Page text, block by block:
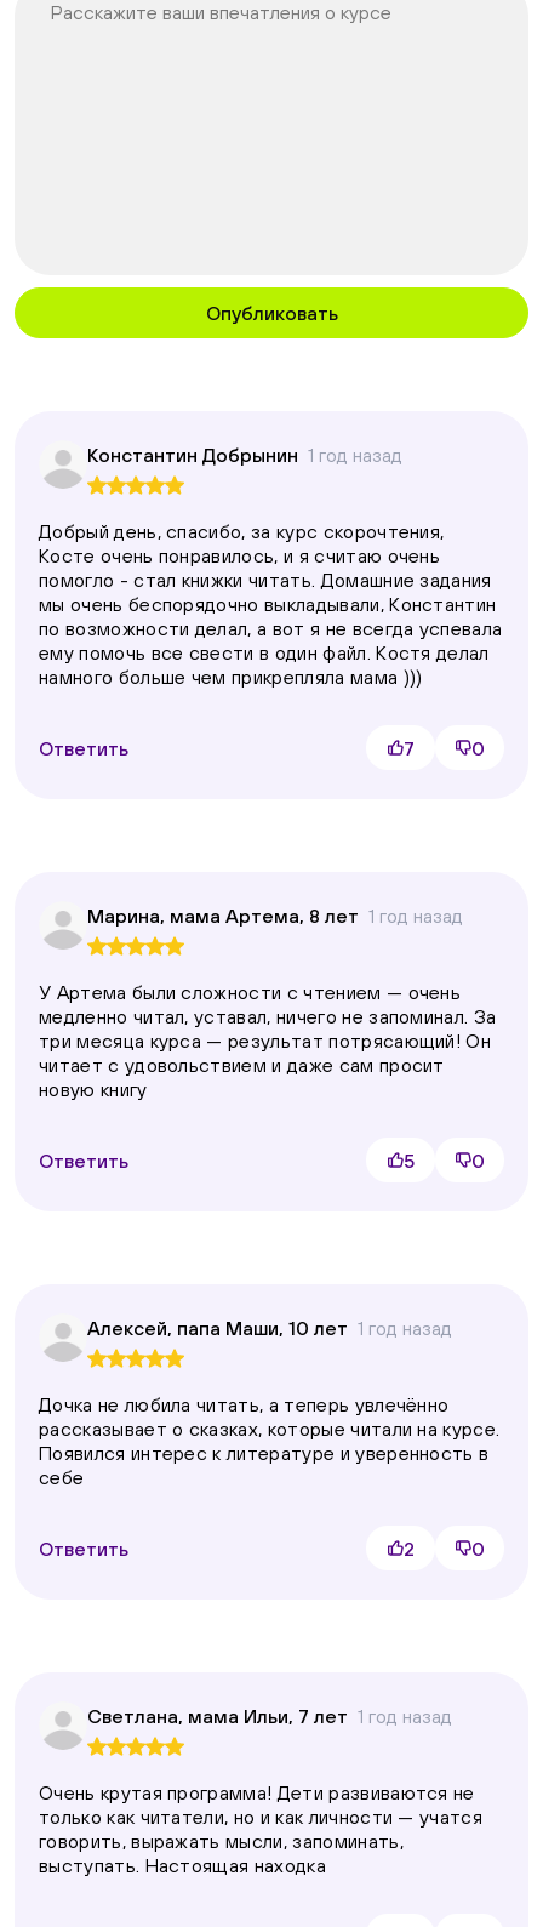
Расскажите ваши впечатления о курсе
Опубликовать
Константин Добрынин 1 год назад
Добрый день, спасибо, за курс скорочтения,
Косте очень понравилось, и я считаю очень
помогло - стал книжки читать. Домашние задания
мы очень беспорядочно выкладывали, Константин
по возможности делал, а вот я не всегда успевала
ему помочь все свести в один файл. Костя делал
намного больше чем прикрепляла мама )))
Ответить 7 0
Марина, мама Артема, 8 лет 1 год назад
У Артема были сложности с чтением — очень
медленно читал, уставал, ничего не запоминал. За
три месяца курса — результат потрясающий! Он
читает с удовольствием и даже сам просит
новую книгу
Ответить 5 0
Алексей, папа Маши, 10 лет 1 год назад
Дочка не любила читать, а теперь увлечённо
рассказывает о сказках, которые читали на курсе.
Появился интерес к литературе и уверенность в
себе
Ответить 2 0
Светлана, мама Ильи, 7 лет 1 год назад
Очень крутая программа! Дети развиваются не
только как читатели, но и как личности — учатся
говорить, выражать мысли, запоминать,
выступать. Настоящая находка